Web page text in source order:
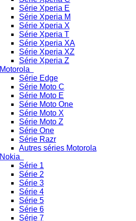
Série Xperia E
Série Xperia M
Série Xperia X
Série Xperia T
Série Xperia XA
Série Xperia XZ
Série Xperia Z
Motorola
Série Edge
Série Moto C
Série Moto E
Série Moto One
Série Moto X
Série Moto Z
Série One
Série Razr
Autres séries Motorola
Nokia
Série 1
Série 2
Série 3
Série 4
Série 5
Série 6
Série 7